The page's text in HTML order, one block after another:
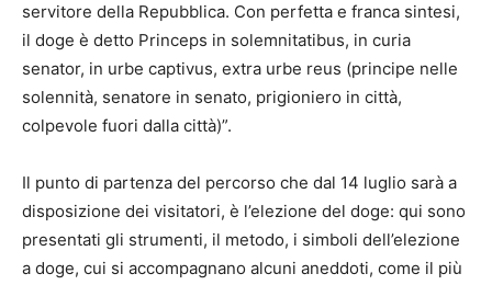
servitore della Repubblica. Con perfetta e franca sintesi,
il doge è detto Princeps in solemnitatibus, in curia
senator, in urbe captivus, extra urbe reus (principe nelle
solennità, senatore in senato, prigioniero in città,
colpevole fuori dalla città)”.
Il punto di partenza del percorso che dal 14 luglio sarà a
disposizione dei visitatori, è l’elezione del doge: qui sono
presentati gli strumenti, il metodo, i simboli dell’elezione
a doge, cui si accompagnano alcuni aneddoti, come il più